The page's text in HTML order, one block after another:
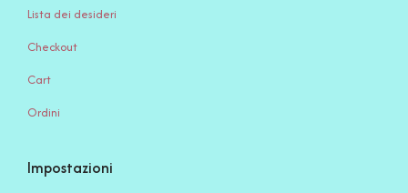
Lista dei desideri
Checkout
Cart
Ordini
Impostazioni